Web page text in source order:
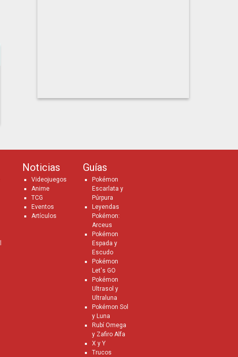
Noticias
Videojuegos
Anime
TCG
Eventos
Artículos
Guías
Pokémon
Escarlata y
Púrpura
Leyendas
Pokémon:
Arceus
Pokémon
Espada y
Escudo
Pokémon
Let's GO
Pokémon
Ultrasol y
Ultraluna
Pokémon Sol
y Luna
Rubí Omega
y Zafiro Alfa
X y Y
Trucos